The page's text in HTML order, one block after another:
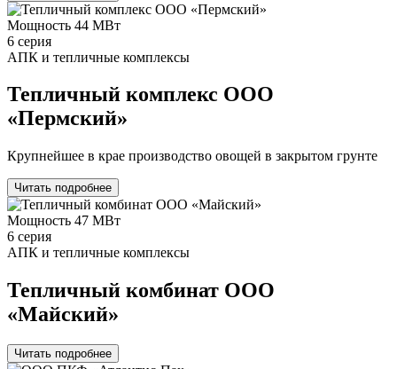
Мощность 44 МВт
6 серия
АПК и тепличные комплексы
Тепличный комплекс ООО
«Пермский»
Крупнейшее в крае производство овощей в закрытом грунте
Читать подробнее
Мощность 47 МВт
6 серия
АПК и тепличные комплексы
Тепличный комбинат ООО
«Майский»
Читать подробнее